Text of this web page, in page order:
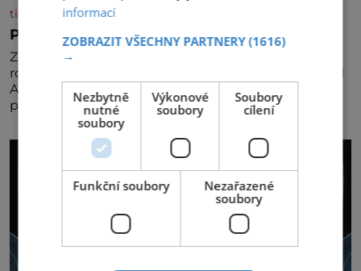
tisicereceptu.cz
Pravá irská káva
Za jejího tvůrce je považován Joe Sharidan, když v
roce 1943 u letiště irského města Foynes obsluhoval
Američany, kteří kvůli špatnému počasí nemohli
pokračovat v cestě. Povzbudil je tehdy kávou,
informací
ZOBRAZIT VŠECHNY PARTNERY(1616)
→
Nezbytně
nutné
soubory
Výkonové
soubory
Soubory
cílení
Funkční soubory
Nezařazené
soubory